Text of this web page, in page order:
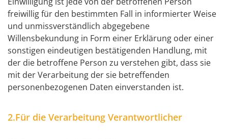
freiwillig für den bestimmten Fall in informierter Weise
und unmissverständlich abgegebene
Willensbekundung in Form einer Erklärung oder einer
sonstigen eindeutigen bestätigenden Handlung, mit
der die betroffene Person zu verstehen gibt, dass sie
mit der Verarbeitung der sie betreffenden
personenbezogenen Daten einverstanden ist.
2.Für die Verarbeitung Verantwortlicher